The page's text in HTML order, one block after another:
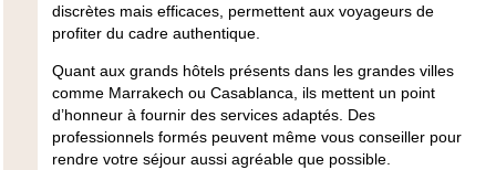
discrètes mais efficaces, permettent aux voyageurs de
profiter du cadre authentique.
Quant aux grands hôtels présents dans les grandes villes
comme Marrakech ou Casablanca, ils mettent un point
d’honneur à fournir des services adaptés. Des
professionnels formés peuvent même vous conseiller pour
rendre votre séjour aussi agréable que possible.